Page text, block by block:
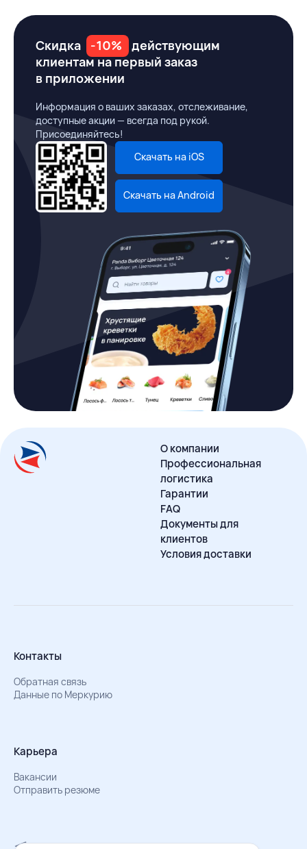
Скидка -10%
действующим
клиентам на первый заказ
в приложении
Информация о ваших заказах, отслеживание,
доступные акции — всегда под рукой.
Присоединяйтесь!
Скачать на iOS
Скачать на Android
О компании
Профессиональная
логистика
Гарантии
FAQ
Документы для
клиентов
Условия доставки
Контакты
Обратная связь
Данные по Меркурию
Карьера
Вакансии
Отправить резюме
Мы в Телеграм